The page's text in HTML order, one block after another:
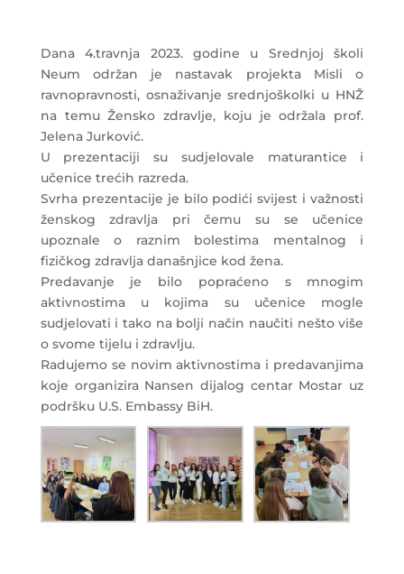
Dana 4.travnja 2023. godine u Srednjoj školi
Neum održan je nastavak projekta Misli o
ravnopravnosti, osnaživanje srednjoškolki u HNŽ
na temu Žensko zdravlje, koju je održala prof.
Jelena Jurković.
U prezentaciji su sudjelovale maturantice i
učenice trećih razreda.
Svrha prezentacije je bilo podići svijest i važnosti
ženskog zdravlja pri čemu su se učenice
upoznale o raznim bolestima mentalnog i
fizičkog zdravlja današnjice kod žena.
Predavanje je bilo popraćeno s mnogim
aktivnostima u kojima su učenice mogle
sudjelovati i tako na bolji način naučiti nešto više
o svome tijelu i zdravlju.
Radujemo se novim aktivnostima i predavanjima
koje organizira Nansen dijalog centar Mostar uz
podršku U.S. Embassy BiH.